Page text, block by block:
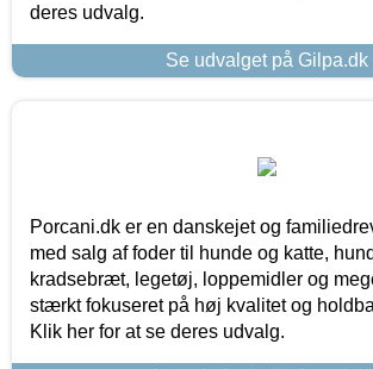
deres udvalg.
Se udvalget på Gilpa.dk
Porcani.dk er en danskejet og
med salg af foder til hunde og katte,
kradsebræt, legetøj, loppemidler og
stærkt fokuseret på høj kvalitet og
Klik her for at se deres udvalg.